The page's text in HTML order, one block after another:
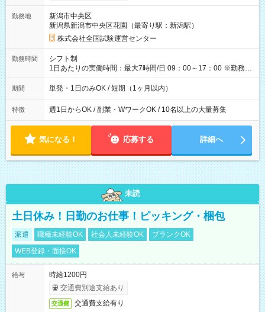
例】 ・河合塾模擬試験 8:30～17:30（休憩1時間） 時給1,300円
×8時間＝日収10,400円＋交通費 ※当日の役割により時給＋100
円の場合あり ・国家試験 7:00～13:30（休憩なし） 時給1,300
円（役割手当＋100円）×6時間＝日収8,400円＋交通費 【試用期
間】試用期間なし
勤務地
新潟市中央区
新潟県新潟市中央区花園（最寄り駅：新潟駅）
株式会社全国試験運営センター
勤務時間
シフト制
1日あたりの実働時間：最大7時間/日 09：00～17：00 ※勤務時
間は 試験により異なります。
期間 単発・1日のみOK / 短期（1ヶ月以内）
特徴 週1日からOK / 副業・WワークOK / 10名以上の大量募集
気になる！ 応募する 詳細へ
未読
土日休み！日勤のお仕事！ピッキング・梱包
派遣 職種未経験OK 社会人未経験OK
ブランクOK
WEB登録・面接OK
給与
時給1200円
交通費別途支給あり
交通費 交通費支給有り